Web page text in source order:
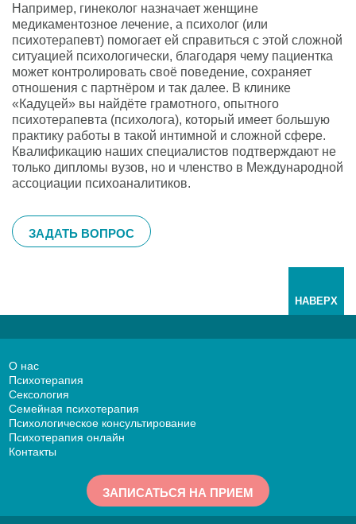
Например, гинеколог назначает женщине
медикаментозное лечение, а психолог (или
психотерапевт) помогает ей справиться с этой сложной
ситуацией психологически, благодаря чему пациентка
может контролировать своё поведение, сохраняет
отношения с партнёром и так далее. В клинике
«Кадуцей» вы найдёте грамотного, опытного
психотерапевта (психолога), который имеет большую
практику работы в такой интимной и сложной сфере.
Квалификацию наших специалистов подтверждают не
только дипломы вузов, но и членство в Международной
ассоциации психоаналитиков.
ЗАДАТЬ ВОПРОС
НАВЕРХ
О нас
Психотерапия
Сексология
Семейная психотерапия
Психологическое консультирование
Психотерапия онлайн
Контакты
ЗАПИСАТЬСЯ НА ПРИЕМ